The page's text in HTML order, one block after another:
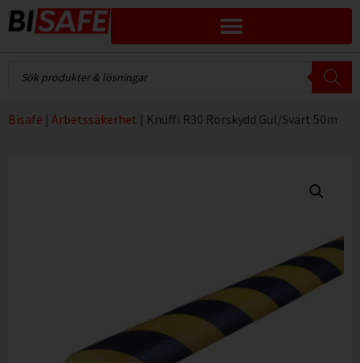
Bisafe | Arbetssäkerhet | Knuffi R30 Rörskydd Gul/Svart 50m